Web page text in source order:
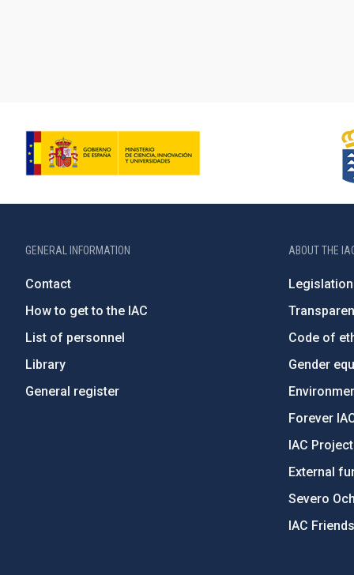
GENERAL INFORMATION
Contact
How to get to the IAC
List of personnel
Library
General register
ABOUT THE
Legislation
Code of
Gender
Forever
IAC
External
Severo
IAC Friends